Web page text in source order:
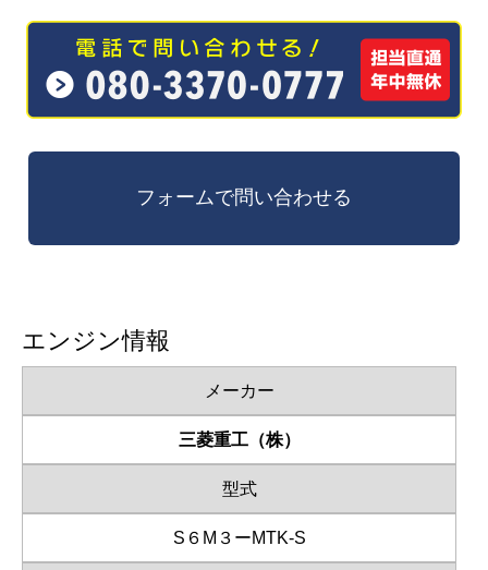
エンジン情報
メーカー
三菱重工（株）
型式
S６M３ーMTK-S